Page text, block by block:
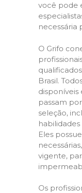
você pode
necessária
O Grifo
Brasil.
disponíveis
passam
seleção,
Eles
vigente,
Os